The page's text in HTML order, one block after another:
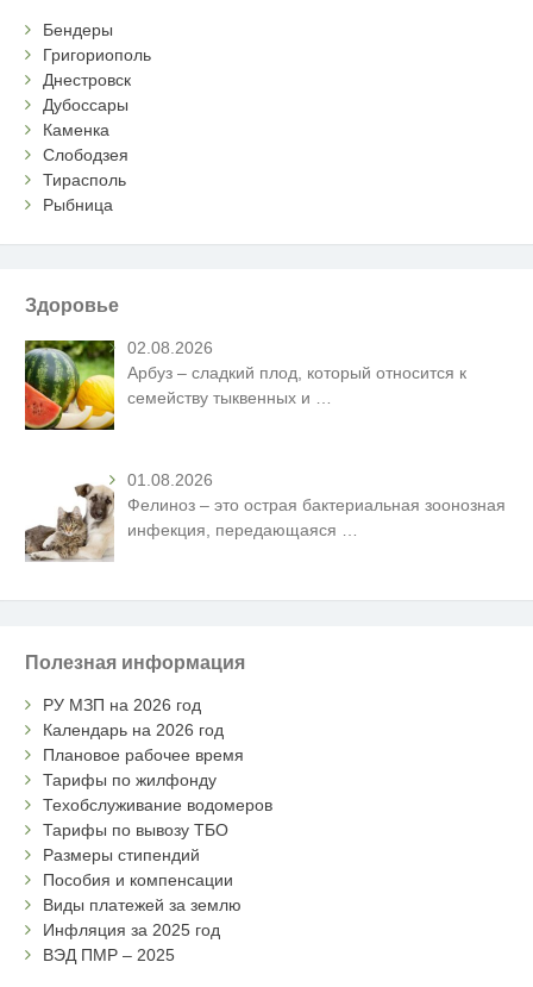
Бендеры
Григориополь
Днестровск
Дубоссары
Каменка
Слободзея
Тирасполь
Рыбница
Здоровье
02.08.2026
Арбуз – сладкий плод, который относится к
семейству тыквенных и
01.08.2026
Фелиноз – это острая бактериальная зоонозная
инфекция, передающаяся
Полезная информация
РУ МЗП на 2026 год
Календарь на 2026 год
Плановое рабочее время
Тарифы по жилфонду
Техобслуживание водомеров
Тарифы по вывозу ТБО
Размеры стипендий
Пособия и компенсации
Виды платежей за землю
Инфляция за 2025 год
ВЭД ПМР – 2025